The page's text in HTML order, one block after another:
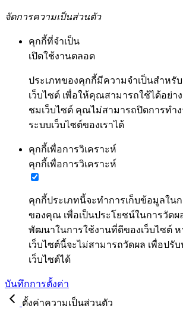
จัดการความเป็นส่วนตัว
คุกกี้ที่จำเป็น
เปิดใช้งานตลอด
ประเภทของคุกกี้มีความจำเป็นสำหรั
เว็บไซต์ เพื่อให้คุณสามารถใช้ได้อย่า
ชมเว็บไซต์ คุณไม่สามารถปิดการทำ
ระบบเว็บไซต์ของเราได้
คุกกี้เพื่อการวิเคราะห์
คุกกี้เพื่อการวิเคราะห์
คุกกี้ประเภทนี้จะทำการเก็บข้อมูลใน
ของคุณ เพื่อเป็นประโยชน์ในการวัดผ
พัฒนาในการใช้งานที่ดีของเว็บไซต์
เว็บไซต์นี้จะไม่สามารถวัดผล เพื่อปรั
เว็บไซต์ได้
บันทึกการตั้งค่า
ตั้งค่าความเป็นส่วนตัว